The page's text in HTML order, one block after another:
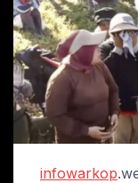
infowarkop